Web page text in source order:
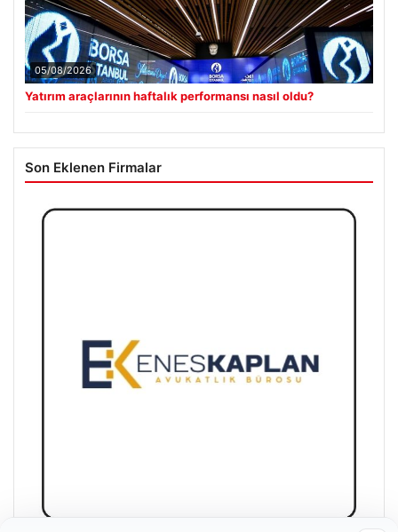
05/08/2026
Yatırım araçlarının haftalık performansı nasıl oldu?
Son Eklenen Firmalar